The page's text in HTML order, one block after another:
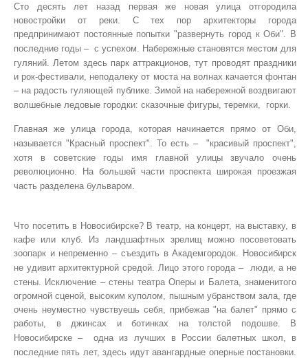
Сто десять лет назад первая же новая улица отгородила
новостройки от реки. С тех пор архитекторы города
предпринимают постоянные попытки "развернуть город к Оби". В
последние годы – с успехом. Набережные становятся местом для
гуляний. Летом здесь парк аттракционов, тут проводят праздники
и рок-фестивали, неподалеку от моста на волнах качается фонтан
– на радость гуляющей публике. Зимой на набережной воздвигают
волшебные ледовые городки: сказочные фигуры, теремки,
горки.
Главная же улица города, которая начинается прямо от Оби,
называется "Красный проспект". То есть –
"красивый проспект",
хотя в советские годы имя главной улицы звучало очень
революционно. На большей части проспекта широкая проезжая
часть разделена бульваром.
Что посетить в Новосибирске? В театр, на концерт, на выставку, в
кафе или клуб. Из ландшафтных зрелищ можно посоветовать
зоопарк и непременно – съездить в Академгородок. Новосибирск
не удивит архитектурной средой. Лицо этого города –
люди, а не
стены. Исключение – стены театра Оперы и Балета, знаменитого
огромной сценой, высоким куполом, пышным убранством зала, где
очень неуместно чувствуешь себя, прибежав "на балет" прямо с
работы, в джинсах и ботинках на толстой подошве. В
Новосибирске –
одна из лучших в России балетных школ, в
последние пять лет, здесь идут авангардные оперные постановки.